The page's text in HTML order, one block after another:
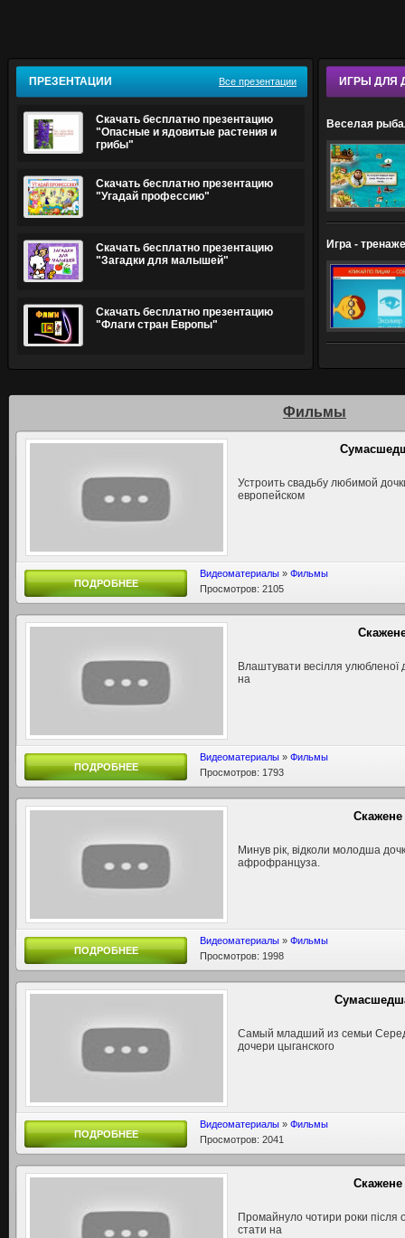
ПРЕЗЕНТАЦИИ Все презентации
Скачать бесплатно презентацию
"Опасные и ядовитые растения и
грибы"
Скачать бесплатно презентацию
"Угадай профессию"
Скачать бесплатно презентацию
"Загадки для малышей"
Скачать бесплатно презентацию
"Флаги стран Европы"
ИГРЫ ДЛЯ
Веселая
Игра -
Фильмы
Устроить свадьбу любимой
европейском
ПОДРОБНЕЕ
Видеоматериалы » Фильмы
Просмотров: 2105
Влаштувати весілля
на
ПОДРОБНЕЕ
Видеоматериалы » Фильмы
Просмотров: 1793
Скажене
Минув рік, відколи молодша
афрофранцуза.
ПОДРОБНЕЕ
Видеоматериалы » Фильмы
Просмотров: 1998
Самый младший из семьи
дочери цыганского
ПОДРОБНЕЕ
Видеоматериалы » Фильмы
Просмотров: 2041
Скажене
Промайнуло чотири роки після
стати на